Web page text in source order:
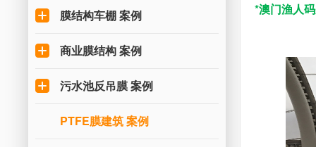
膜结构车棚 案例
商业膜结构 案例
污水池反吊膜 案例
PTFE膜建筑 案例
*澳门渔人